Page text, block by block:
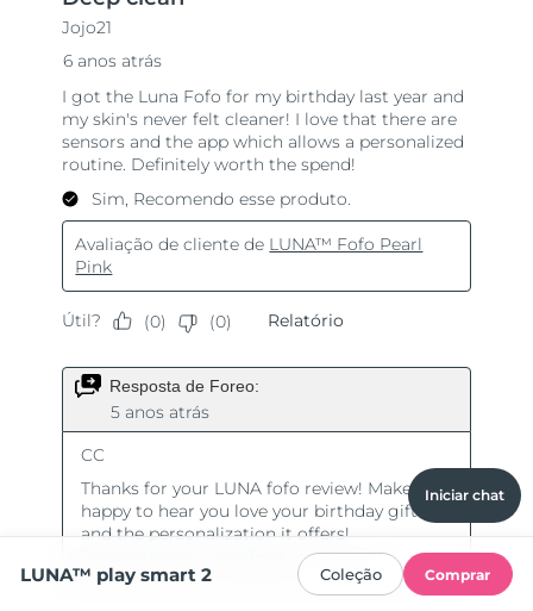
Iniciar chat
LUNA™ play smart 2 Coleção Comprar